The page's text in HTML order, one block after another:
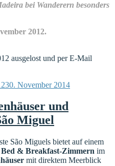
bei Wanderern besonders
2012.
ausgelost und per E-Mail
30. November 2014
und
Miguel
São Miguels bietet auf einem
Bed & Breakfast-Zimmern im
mit direktem Meerblick